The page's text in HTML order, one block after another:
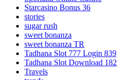
Starcasino Bonus 36
stories
sugar rush
sweet bonanza
sweet bonanza TR
Tadhana Slot 777 Login 839
Tadhana Slot Download 182
Travels